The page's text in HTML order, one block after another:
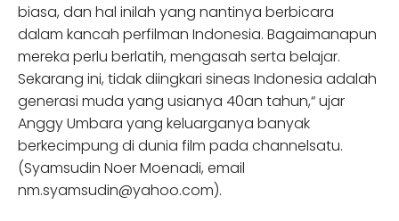
biasa, dan hal inilah yang nantinya berbicara
dalam kancah perfilman Indonesia. Bagaimanapun
mereka perlu berlatih, mengasah serta belajar.
Sekarang ini, tidak diingkari sineas Indonesia adalah
generasi muda yang usianya 40an tahun,“ ujar
Anggy Umbara yang keluarganya banyak
berkecimpung di dunia film pada channelsatu.
(Syamsudin Noer Moenadi, email
nm.syamsudin@yahoo.com).